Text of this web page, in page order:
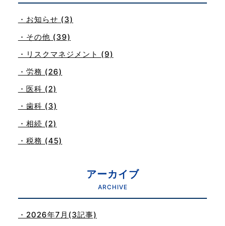
・お知らせ (3)
・その他 (39)
・リスクマネジメント (9)
・労務 (26)
・医科 (2)
・歯科 (3)
・相続 (2)
・税務 (45)
アーカイブ
ARCHIVE
・2026年7月(3記事)